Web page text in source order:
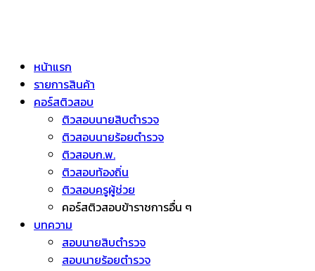
หน้าแรก
รายการสินค้า
คอร์สติวสอบ
ติวสอบนายสิบตำรวจ
ติวสอบนายร้อยตำรวจ
ติวสอบก.พ.
ติวสอบท้องถิ่น
ติวสอบครูผู้ช่วย
คอร์สติวสอบข้าราชการอื่น ๆ
บทความ
สอบนายสิบตำรวจ
สอบนายร้อยตำรวจ